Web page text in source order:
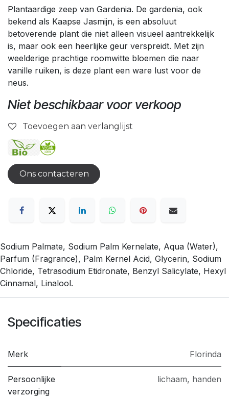
Plantaardige zeep van Gardenia. De gardenia, ook
bekend als Kaapse Jasmijn, is een absoluut
betoverende plant die niet alleen visueel aantrekkelijk
is, maar ook een heerlijke geur verspreidt. Met zijn
weelderige prachtige roomwitte bloemen die naar
vanille ruiken, is deze plant een ware lust voor de
neus.
Niet beschikbaar voor verkoop
Toevoegen aan verlanglijst
Ons contacteren
Sodium Palmate, Sodium Palm Kernelate, Aqua (Water),
Parfum (Fragrance), Palm Kernel Acid, Glycerin, Sodium
Chloride, Tetrasodium Etidronate, Benzyl Salicylate, Hexyl
Cinnamal, Linalool.
Specificaties
Merk Florinda
Persoonlijke
verzorging
lichaam, handen